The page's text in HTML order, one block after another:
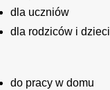
dla uczniów
dla rodziców i dzieci
do pracy w domu